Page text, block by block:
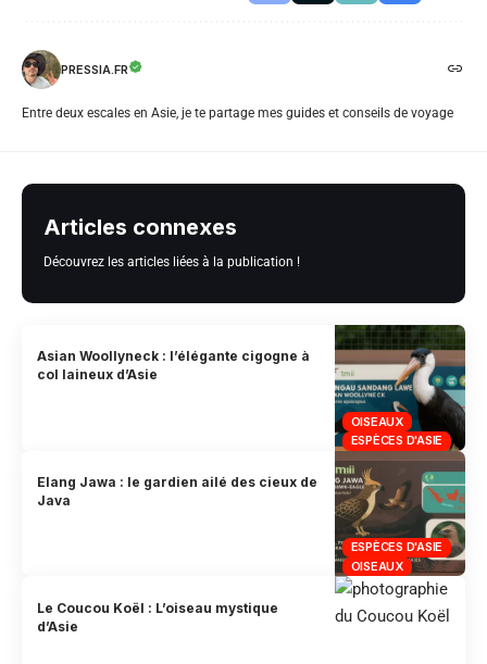
PRESSIA.FR
Entre deux escales en Asie, je te partage mes guides et conseils de voyage
Articles connexes
Découvrez les articles liées à la publication !
OISEAUX
ESPÈCES D'ASIE
Asian Woollyneck : l’élégante cigogne à
col laineux d’Asie
ESPÈCES D'ASIE
OISEAUX
Elang Jawa : le gardien ailé des cieux de
Java
Le Coucou Koël : L’oiseau mystique
d’Asie